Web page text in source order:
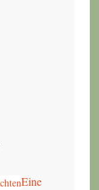
Eine